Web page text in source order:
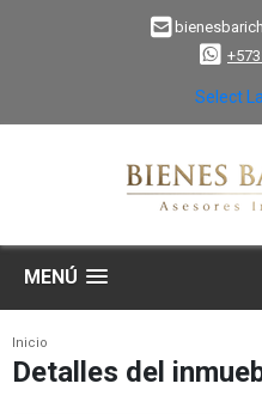
Select
MENÚ
Inicio
Detalles del